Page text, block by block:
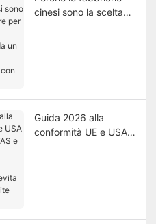
cinesi sono la scelta
Guida 2026 alla
conformità UE e USA